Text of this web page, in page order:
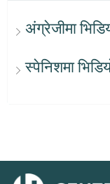
अंग्रेजीमा
स्पेनिशमा